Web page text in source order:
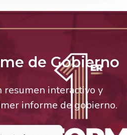
de Gobierno
resumen interactivo y
informe de gobierno.